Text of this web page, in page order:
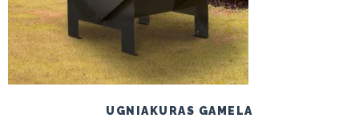
UGNIAKURAS GAMELA